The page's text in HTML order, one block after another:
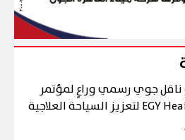
ناقل جوي رسمي وراعٍ لمؤتمر
EGY Health 2026 لتعزيز السياحة العلاجية